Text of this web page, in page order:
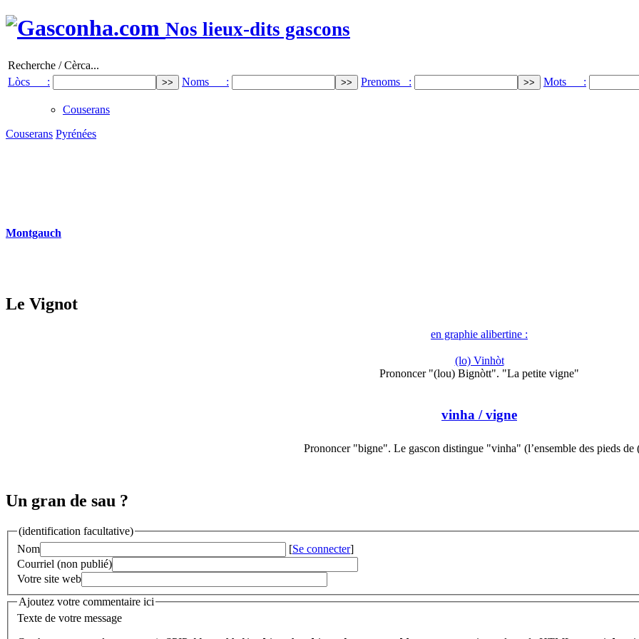
Nos lieux-dits gascons
Recherche / Cèrca...
Lòcs :
Noms : Prenoms : Mots :
Couserans
Couserans Pyrénées
Montgauch
Le Vignot
en graphie alibertine :
(lo) Vinhòt
Prononcer "(lou) Bignòtt". "La petite vigne"
vinha / vigne
Prononcer "bigne". Le gascon distingue "vinha" (l’ensemble des pieds
Un gran de sau ?
(identification facultative)
Nom
[Se connecter]
Courriel (non publié)
Votre site web
Ajoutez votre commentaire ici
Texte de votre message